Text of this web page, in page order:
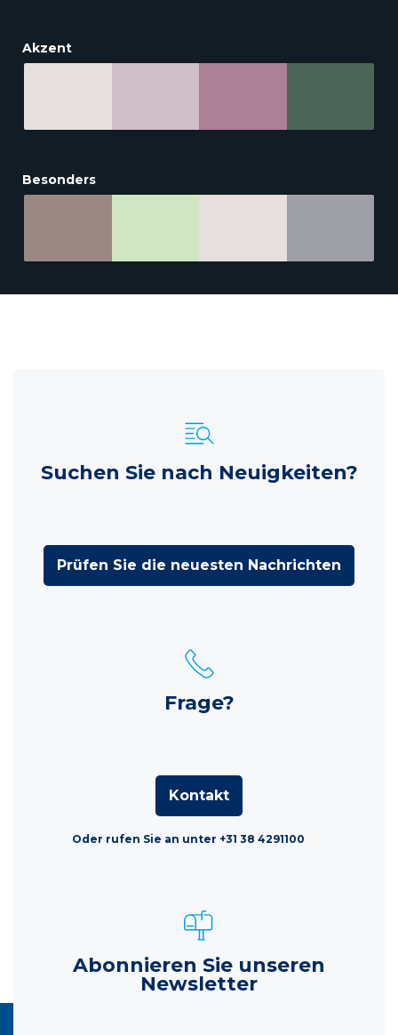
Akzent
Besonders
Suchen Sie nach Neuigkeiten?
Prüfen Sie die neuesten Nachrichten
Frage?
Kontakt
Oder rufen Sie an unter +31 38 4291100
Abonnieren Sie unseren
Newsletter